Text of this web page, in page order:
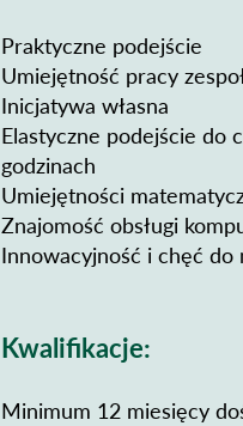
Praktyczne podejście
Umiejętność pracy
Inicjatywa własna
Elastyczne podejście do
godzinach
Umiejętności
Znajomość obsługi
Innowacyjność i chęć do
Kwalifikacje:
Minimum 12 miesięcy